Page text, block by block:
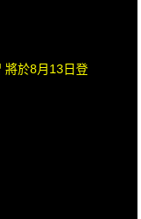
將於8月13日登